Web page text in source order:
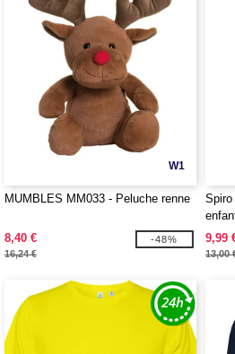
W1
MUMBLES MM033 - Peluche renne
8,40 €
16,24 €
-48%
9,99
13,00